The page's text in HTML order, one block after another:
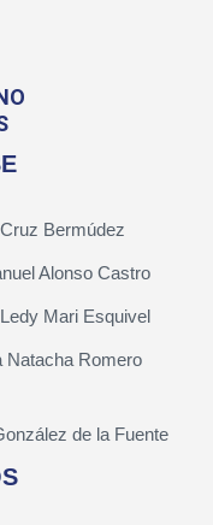
Bermúdez
Alonso Castro
Ledy Mari Esquivel
Natacha Romero
de la Fuente